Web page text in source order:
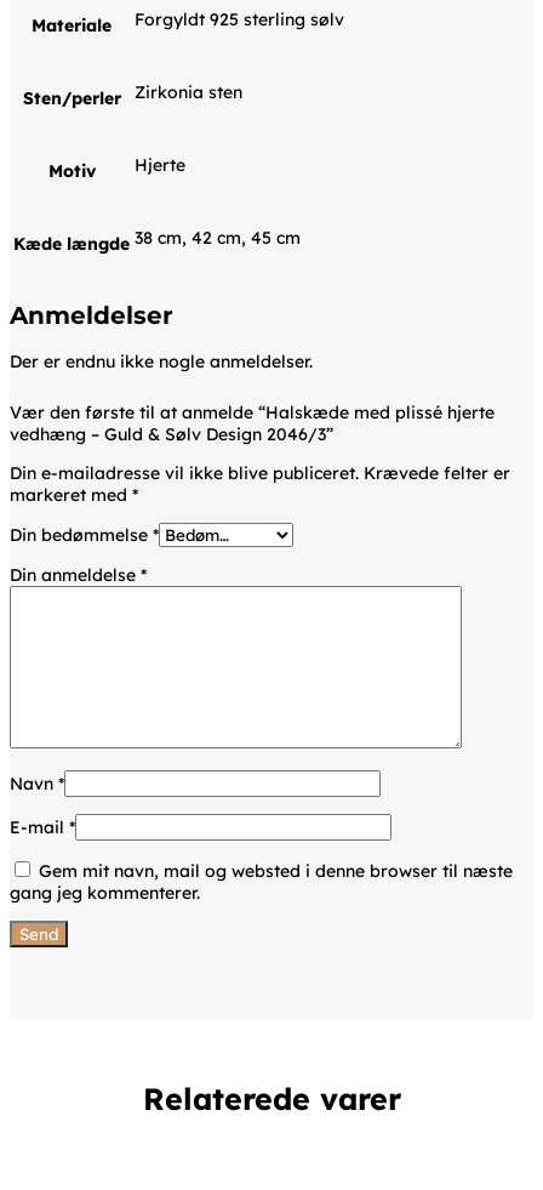
Materiale Forgyldt 925 sterling sølv
Sten/perler Zirkonia sten
Motiv Hjerte
Kæde længde 38 cm, 42 cm, 45 cm
Anmeldelser
Der er endnu ikke nogle anmeldelser.
Vær den første til at anmelde “Halskæde med plissé hjerte
vedhæng – Guld & Sølv Design 2046/3”
Din e-mailadresse vil ikke blive publiceret. Krævede felter er
markeret med *
Din bedømmelse *
Din anmeldelse *
Navn *
E-mail *
Gem mit navn, mail og websted i denne browser til næste
gang jeg kommenterer.
Relaterede varer